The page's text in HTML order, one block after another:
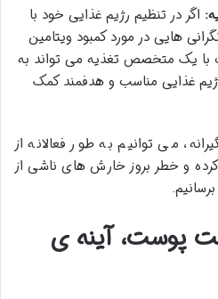
اگر در تنظیم رژیم غذایی خود با
هایی در مورد کمبود ویتامین
یک متخصص تغذیه می تواند به
غذایی مناسب و هدفمند کمک
می توانیم به طور فعالانه از
و خطر بروز خارش های ناشی از
پوست، آینه ی